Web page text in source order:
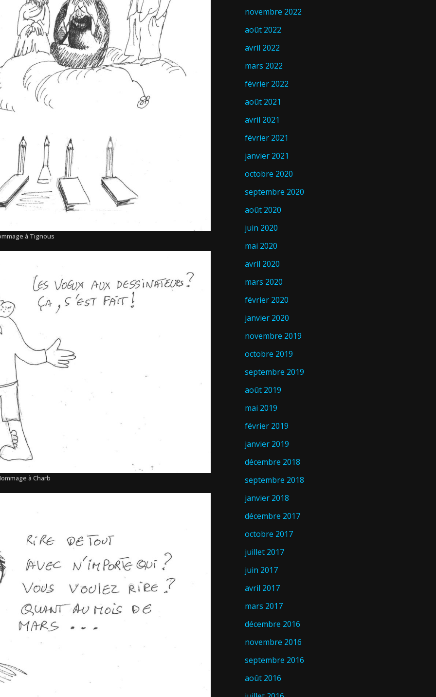
à Tignous
à Charb
novembre 2022
août 2022
avril 2022
mars 2022
février 2022
août 2021
avril 2021
février 2021
janvier 2021
octobre 2020
septembre 2020
août 2020
juin 2020
mai 2020
avril 2020
mars 2020
février 2020
janvier 2020
novembre 2019
octobre 2019
septembre 2019
août 2019
mai 2019
février 2019
janvier 2019
décembre 2018
septembre 2018
janvier 2018
décembre 2017
octobre 2017
juillet 2017
juin 2017
avril 2017
mars 2017
décembre 2016
novembre 2016
septembre 2016
août 2016